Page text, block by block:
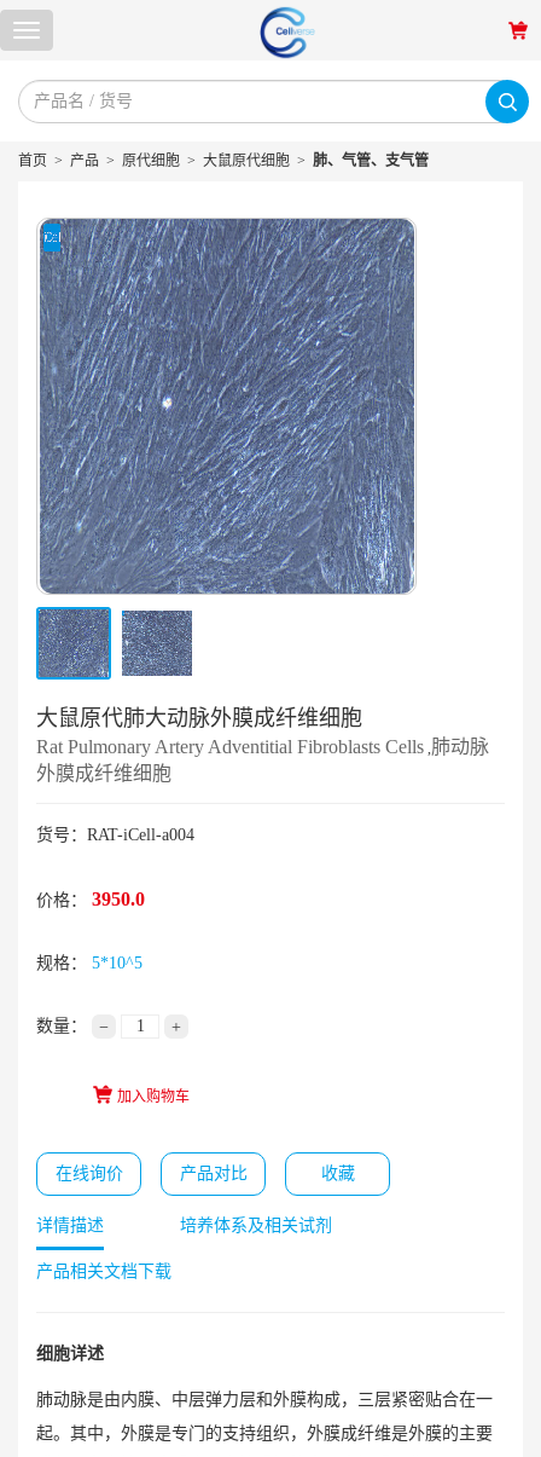
首页 > 产品 > 原代细胞 > 大鼠原代细胞 > 肺、气管、支气管
大鼠原代肺大动脉外膜成纤维细胞
Rat Pulmonary Artery Adventitial Fibroblasts Cells ,肺动脉
外膜成纤维细胞
货号：RAT-iCell-a004
价格： 3950.0
规格： 5*10^5
数量： − +
加入购物车
在线询价 产品对比 收藏
详情描述 培养体系及相关试剂
产品相关文档下载
细胞详述
肺动脉是由内膜、中层弹力层和外膜构成，三层紧密贴合在一
起。其中，外膜是专门的支持组织，外膜成纤维是外膜的主要